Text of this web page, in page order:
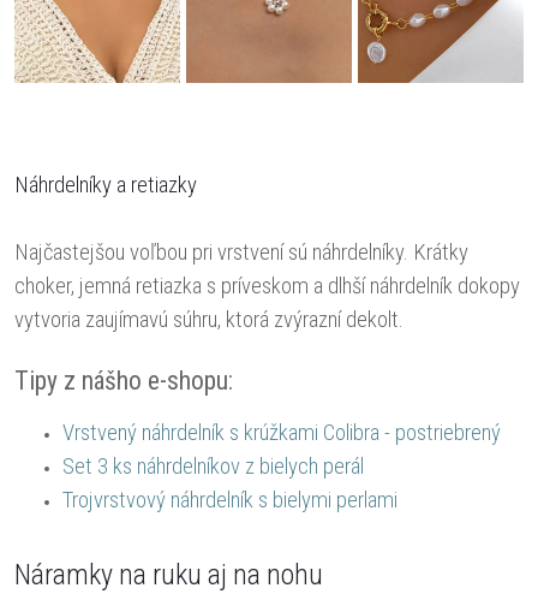
Náhrdelníky a retiazky
Najčastejšou voľbou pri vrstvení sú náhrdelníky. Krátky
choker, jemná retiazka s príveskom a dlhší náhrdelník dokopy
vytvoria zaujímavú súhru, ktorá zvýrazní dekolt.
Tipy z nášho e-shopu:
Vrstvený náhrdelník s krúžkami Colibra - postriebrený
Set 3 ks náhrdelníkov z bielych perál
Trojvrstvový náhrdelník s bielymi perlami
Náramky na ruku aj na nohu